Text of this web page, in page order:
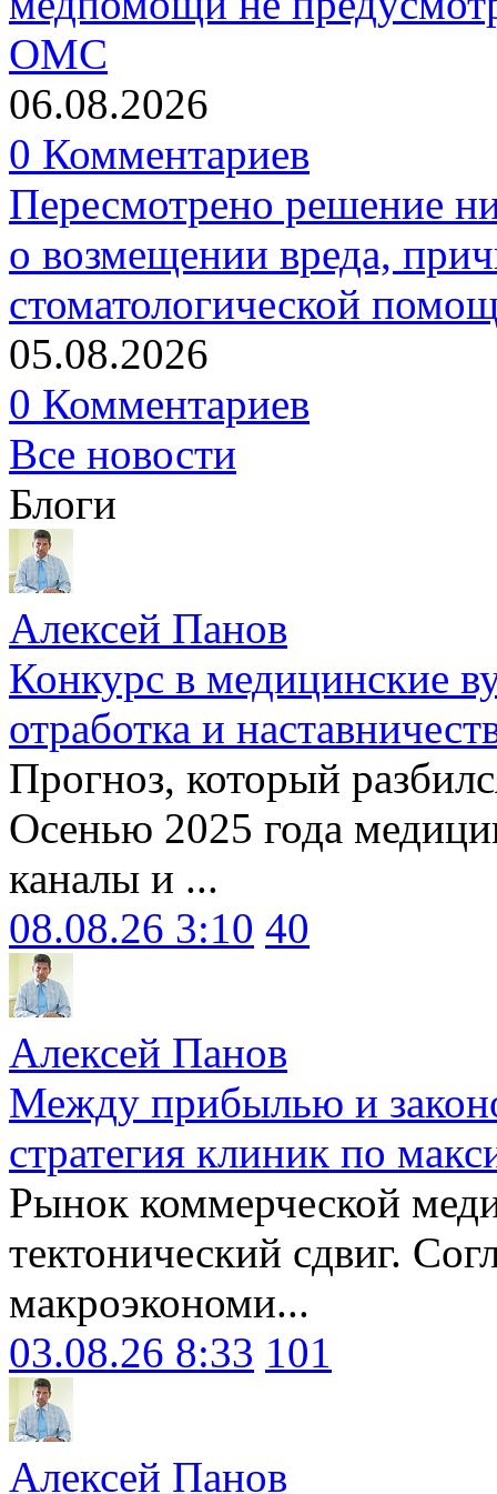
ОМС
06.08.2026
0 Комментариев
Пересмотрено решение
о возмещении вреда,
стоматологической
05.08.2026
0 Комментариев
Все новости
Блоги
Алексей Панов
Конкурс в медицинские
отработка и
Прогноз, который
Осенью 2025 года
каналы и ...
08.08.26 3:10 40
Алексей Панов
Между прибылью и
стратегия клиник по
Рынок коммерческой
тектонический сдвиг.
макроэкономи...
03.08.26 8:33 101
Алексей Панов